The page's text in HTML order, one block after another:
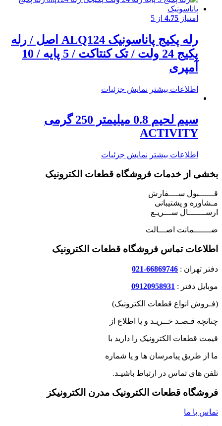
امتیاز 4.75 از 5
رله پکیج پاناسونیک ALQ124 اصل / رله
پکیج 24 ولت / تک کنتاکت / 5 پایه / 10
آمپری
اطلاعات بیشتر نمایش جزئیات
سیم لحیم 0.8 میلیمتر 250 گرمی
ACTIVITY
اطلاعات بیشتر نمایش جزئیات
بخشی از خدمات فروشگاه قطعات الکترونیک
قــــــبول ســــفارش
مـشاوره و پشتیبانی
ارســـــــال ســـریـع
ضـــــــمانت اصـــالت
اطلاعات تماس فروشگاه قطعات الکترونیک
دفتر تهران : 66869746-021
موبایل دفتر : 09120958931
(فـروش انواع قطعات الکترونیک)
چنانچه قـصـد خــریـد و یا اطلاع از
قیمت قطعات الکترونیک را دارید با
ما از طریق پیامرسان ها و یا شماره
تلفن های تماس در ارتباط باشیـد.
فروشگاه قطعات الکترونیک مدرن الکترونیکز
تماس با ما